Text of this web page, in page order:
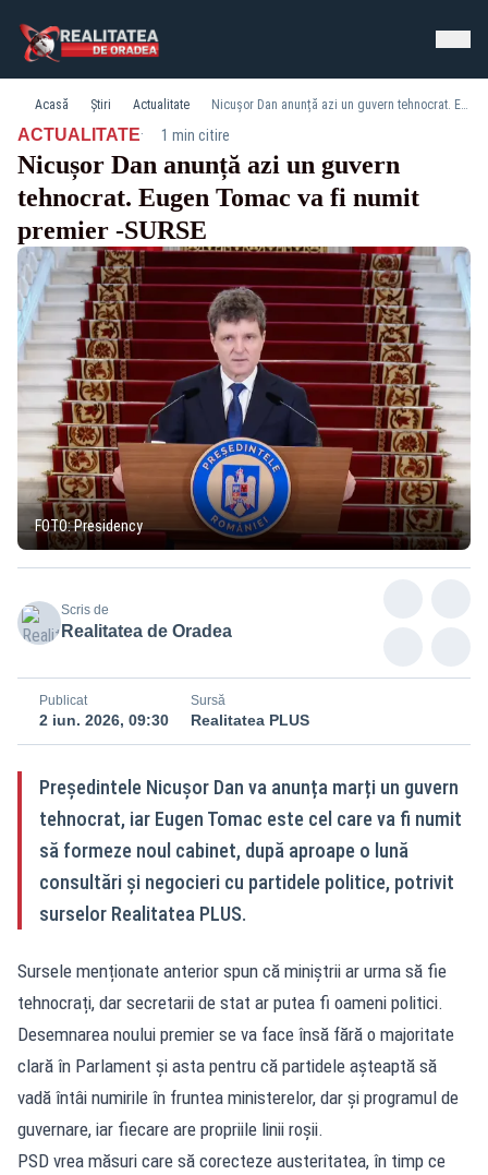
Acasă Știri Actualitate Nicușor Dan anunță azi un guvern tehnocrat. Eugen Tomac va fi numit premier -SURSE
ACTUALITATE· 1 min citire
Nicușor Dan anunță azi un guvern
tehnocrat. Eugen Tomac va fi numit
premier -SURSE
FOTO: Presidency
Scris de
Realitatea de Oradea
Publicat
2 iun. 2026, 09:30
Sursă
Realitatea PLUS
Președintele Nicușor Dan va anunța marți un guvern
tehnocrat, iar Eugen Tomac este cel care va fi numit
să formeze noul cabinet, după aproape o lună
consultări și negocieri cu partidele politice, potrivit
surselor Realitatea PLUS.
Sursele menționate anterior spun că miniștrii ar urma să fie
tehnocrați, dar secretarii de stat ar putea fi oameni politici.
Desemnarea noului premier se va face însă fără o majoritate
clară în Parlament și asta pentru că partidele așteaptă să
vadă întâi numirile în fruntea ministerelor, dar și programul de
guvernare, iar fiecare are propriile linii roșii.
PSD vrea măsuri care să corecteze austeritatea, în timp ce